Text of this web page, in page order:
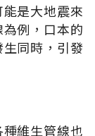
是大地震來
例，口本的
同時，引發
維生管線也